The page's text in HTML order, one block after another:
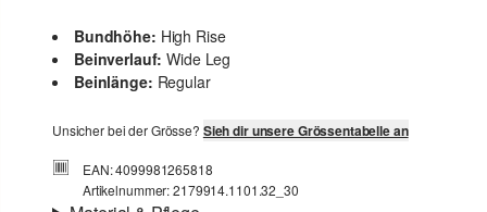
Bundhöhe: High Rise
Beinverlauf: Wide Leg
Beinlänge: Regular
Unsicher bei der Grösse? Sieh dir unsere Grössentabelle an
EAN: 4099981265818
Artikelnummer: 2179914.1101.32_30